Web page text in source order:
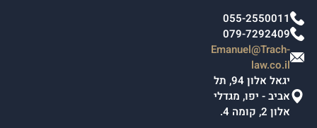
055-2550011
079-7292409
Emanuel@Trach-
law.co.il
יגאל אלון 94, תל
אביב - יפו, מגדלי
אלון 2, קומה 4.